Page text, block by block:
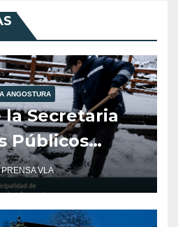
ANGOSTURA
Secretaria
Públicos
de Villa la
8/8/26
PRENSA VLA